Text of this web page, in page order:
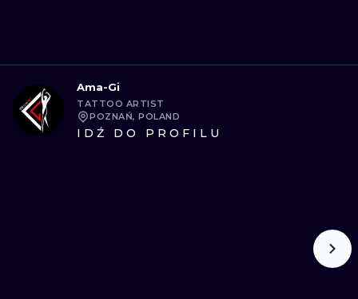
Ama-Gi
TATTOO ARTIST
POZNAŃ, POLAND
IDŹ DO PROFILU